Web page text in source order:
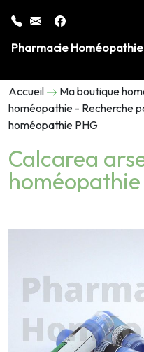
Pharmacie
Accueil Ma boutique
homéopathie - Recherche
homéopathie PHG
Calcarea
homéopathie